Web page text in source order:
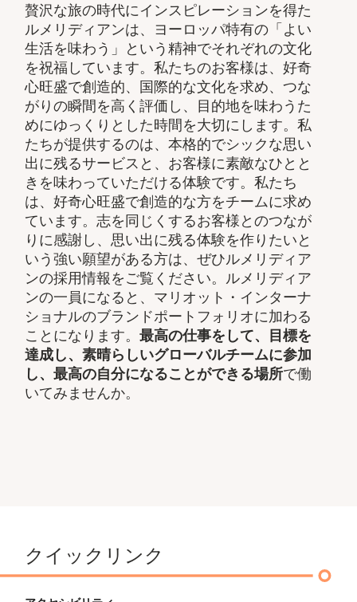
贅沢な旅の時代にインスピレーションを得た
ルメリディアンは、ヨーロッパ特有の「よい
生活を味わう」という精神でそれぞれの文化
を祝福しています。私たちのお客様は、好奇
心旺盛で創造的、国際的な文化を求め、つな
がりの瞬間を高く評価し、目的地を味わうた
めにゆっくりとした時間を大切にします。私
たちが提供するのは、本格的でシックな思い
出に残るサービスと、お客様に素敵なひとと
きを味わっていただける体験です。私たち
は、好奇心旺盛で創造的な方をチームに求め
ています。志を同じくするお客様とのつなが
りに感謝し、思い出に残る体験を作りたいと
いう強い願望がある方は、ぜひルメリディア
ンの採用情報をご覧ください。ルメリディア
ンの一員になると、マリオット・インターナ
ショナルのブランドポートフォリオに加わる
ことになります。最高の仕事をして、​目標を
達成し、素晴らしいグローバルチームに参加
し、​最高の自分になることができる場所で働
いてみませんか。
クイックリンク